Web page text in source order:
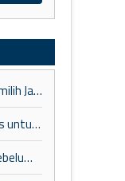
Umrah Terencana Lebih Tenang: Cara Memilih Jadwal dan Paket yang Tepat
Simulasi Manasik Umrah: Panduan Praktis untuk Pemula
Persiapan Haji yang Wajib Diperhatikan Sebelum Berangkat ke Tanah Suci